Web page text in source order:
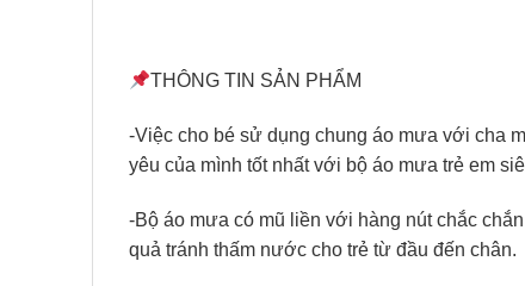
THÔNG TIN SẢN PHẨM
-Việc cho bé sử dụng chung áo mưa với cha
yêu của mình tốt nhất với bộ áo mưa trẻ em
-Bộ áo mưa có mũ liền với hàng nút chắc
quả tránh thấm nước cho trẻ từ đầu đến chân.